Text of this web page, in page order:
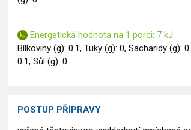
Energetická hodnota na 1 porci: 7 kJ
Bílkoviny (g): 0.1, Tuky (g): 0, Sacharidy (g):
0.1, Sůl (g): 0
POSTUP PŘÍPRAVY